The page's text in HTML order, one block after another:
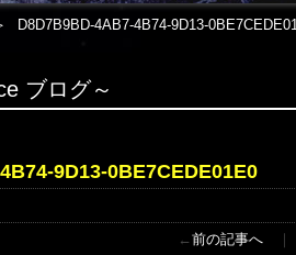
D8D7B9BD-4AB7-4B74-9D13-
ブログ～
9D13-0BE7CEDE01E0
← 前の記事へ｜